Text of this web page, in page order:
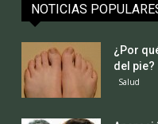
NOTICIAS
¿Por
del pie?
Salud